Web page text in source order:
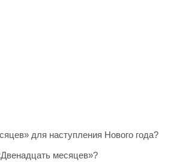
для наступления Нового года?
месяцев»?